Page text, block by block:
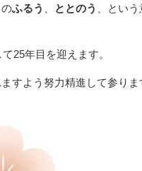
ふるう ととのう
、とい
25年目を迎えます。
すよう努力精進して参りま